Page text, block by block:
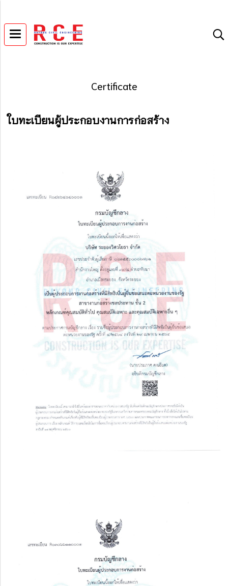
Certificate
ใบทะเบียนผู้ประกอบงานการก่อสร้าง